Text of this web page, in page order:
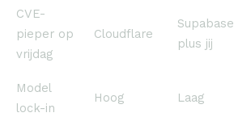
CVE-
pieper op
vrijdag
Cloudflare
Supabase
plus jij
Model
lock-in
Hoog Laag